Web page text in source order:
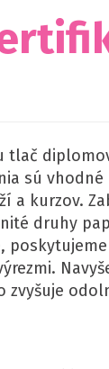
tlač
sú
a kurzov.
druhy
zvyšuje